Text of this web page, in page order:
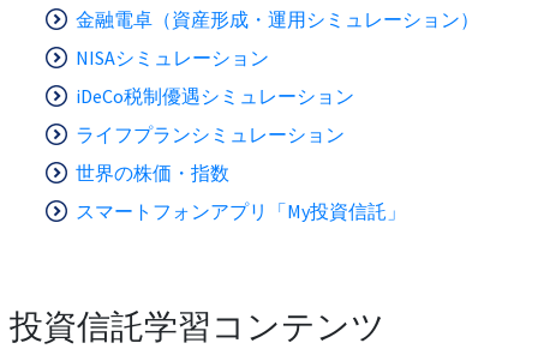
金融電卓（資産形成・運用シミュレーション）
NISAシミュレーション
iDeCo税制優遇シミュレーション
ライフプランシミュレーション
世界の株価・指数
スマートフォンアプリ「My投資信託」
投資信託学習コンテンツ